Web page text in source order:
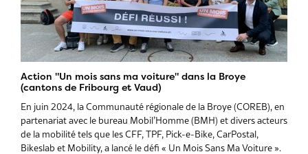
Action "Un mois sans ma voiture" dans la Broye
(cantons de Fribourg et Vaud)
En juin 2024, la Communauté régionale de la Broye (COREB), en
partenariat avec le bureau Mobil’Homme (BMH) et divers acteurs
de la mobilité tels que les CFF, TPF, Pick-e-Bike, CarPostal,
Bikeslab et Mobility, a lancé le défi « Un Mois Sans Ma Voiture ».